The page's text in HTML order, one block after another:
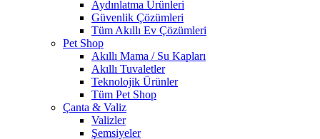
Aydınlatma Ürünleri
Güvenlik Çözümleri
Tüm Akıllı Ev Çözümleri
Pet Shop
Akıllı Mama / Su Kapları
Akıllı Tuvaletler
Teknolojik Ürünler
Tüm Pet Shop
Çanta & Valiz
Valizler
Şemsiyeler